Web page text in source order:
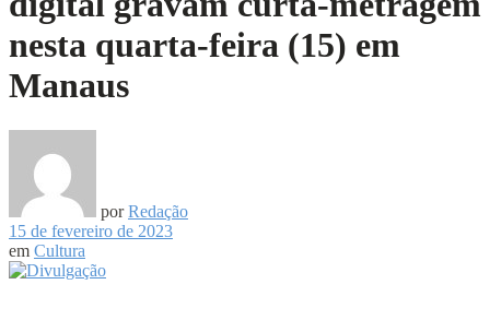
nesta quarta-feira (15) em
Manaus
por Redação
15 de fevereiro de 2023
em Cultura